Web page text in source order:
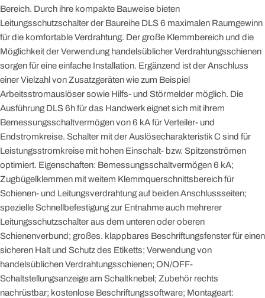
Bereich. Durch ihre kompakte Bauweise bieten
Leitungsschutzschalter der Baureihe DLS 6 maximalen Raumgewinn
für die komfortable Verdrahtung. Der große Klemmbereich und die
Möglichkeit der Verwendung handelsüblicher Verdrahtungsschienen
sorgen für eine einfache Installation. Ergänzend ist der Anschluss
einer Vielzahl von Zusatzgeräten wie zum Beispiel
Arbeitsstromauslöser sowie Hilfs- und Störmelder möglich. Die
Ausführung DLS 6h für das Handwerk eignet sich mit ihrem
Bemessungsschaltvermögen von 6 kA für Verteiler- und
Endstromkreise. Schalter mit der Auslösecharakteristik C sind für
Leistungsstromkreise mit hohen Einschalt- bzw. Spitzenströmen
optimiert. Eigenschaften: Bemessungsschaltvermögen 6 kA;
Zugbügelklemmen mit weitem Klemmquerschnittsbereich für
Schienen- und Leitungsverdrahtung auf beiden Anschlussseiten;
spezielle Schnellbefestigung zur Entnahme auch mehrerer
Leitungsschutzschalter aus dem unteren oder oberen
Schienenverbund; großes. klappbares Beschriftungsfenster für einen
sicheren Halt und Schutz des Etiketts; Verwendung von
handelsüblichen Verdrahtungsschienen; ON/OFF-
Schaltstellungsanzeige am Schaltknebel; Zubehör rechts
nachrüstbar; kostenlose Beschriftungssoftware; Montageart: